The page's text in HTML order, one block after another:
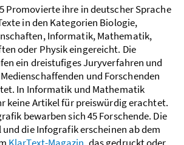
Promovierte ihre in deutscher Sprache
in den Kategorien Biologie,
Informatik, Mathematik,
oder Physik eingereicht. Die
ein dreistufiges Juryverfahren und
und Forschenden
In Informatik und Mathematik
keine Artikel für preiswürdig erachtet.
bewarben sich 45 Forschende. Die
die Infografik erscheinen ab dem